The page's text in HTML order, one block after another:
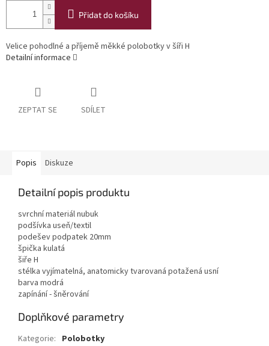
Přidat do košíku
Velice pohodlné a příjemě měkké polobotky v šíři H
Detailní informace
ZEPTAT SE SDÍLET
Popis Diskuze
Detailní popis produktu
svrchní materiál nubuk
podšívka useň/textil
podešev podpatek 20mm
špička kulatá
šiře H
stélka vyjímatelná, anatomicky tvarovaná potažená usní
barva modrá
zapínání - šněrování
Doplňkové parametry
Kategorie: Polobotky